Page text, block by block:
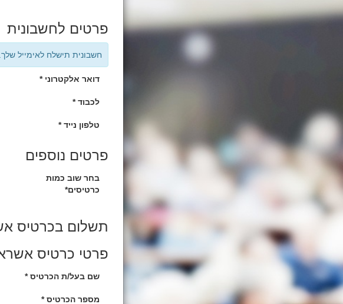
פרטים לחשבונית
חשבונית תישלח לאימייל
דואר אלקטרוני *
לכבוד *
טלפון נייד *
פרטים נוספים
בחר שוב כמות
כרטיסים*
תשלום בכרטיס
פרטי כרטיס
שם בעל/ת הכרטיס *
מספר הכרטיס *